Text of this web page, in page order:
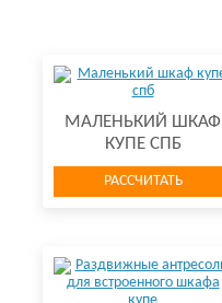
МАЛЕНЬКИЙ ШКАФ
КУПЕ СПБ
РАССЧИТАТЬ